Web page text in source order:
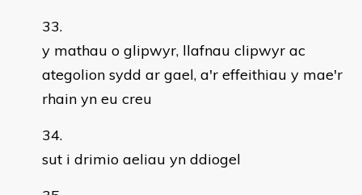
y mathau o glipwyr, llafnau clipwyr ac
ategolion sydd ar gael, a'r effeithiau y mae'r
rhain yn eu creu
sut i drimio aeliau yn ddiogel